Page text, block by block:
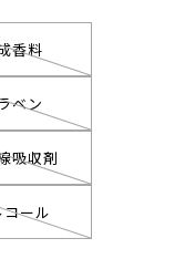
香料
ベン
吸収剤
コール